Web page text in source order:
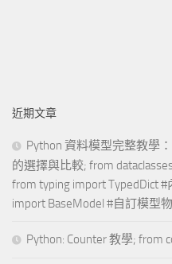
近期文章
Python 資料模型完整教學
的選擇與比較; from
from typing import TypedDict
import BaseModel #自訂模型
Python: Counter 教學; from